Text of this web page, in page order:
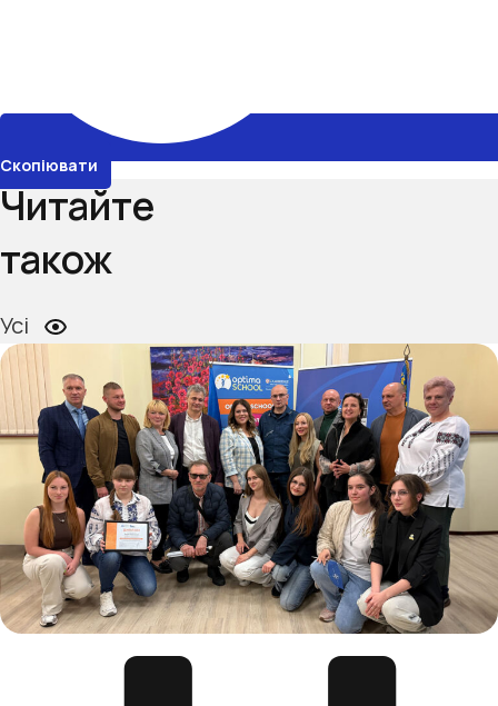
Скопіювати
Читайте
також
Усі